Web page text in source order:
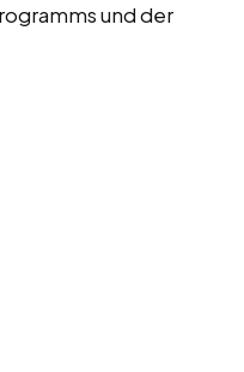
und der